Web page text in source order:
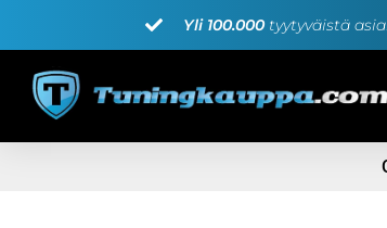
Yli 100.000 tyytyväistä